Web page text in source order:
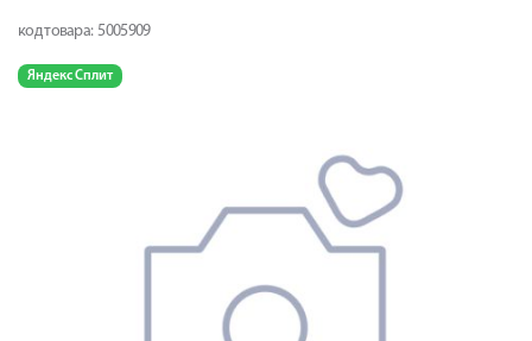
код товара: 5005909
Яндекс Сплит